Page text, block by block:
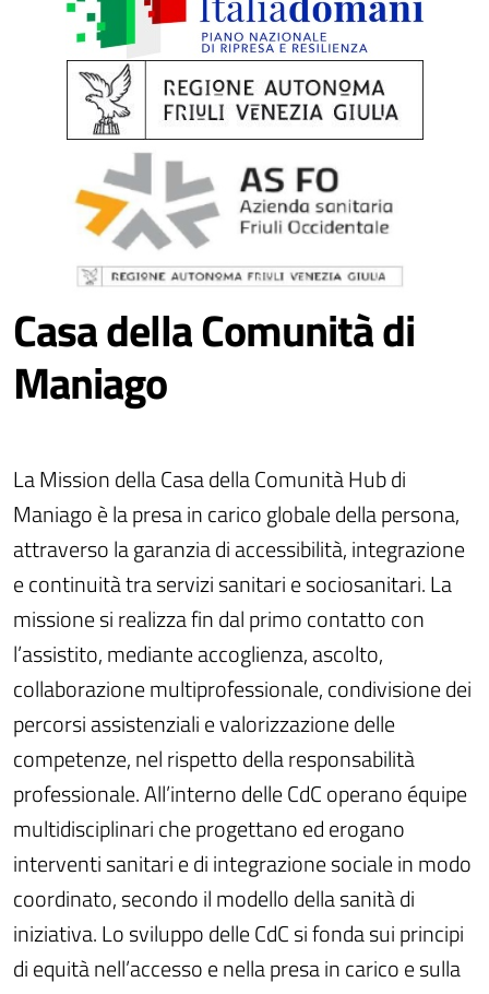
Casa della Comunità di
Maniago
La Mission della Casa della Comunità Hub di
Maniago è la presa in carico globale della persona,
attraverso la garanzia di accessibilità, integrazione
e continuità tra servizi sanitari e sociosanitari. La
missione si realizza fin dal primo contatto con
l’assistito, mediante accoglienza, ascolto,
collaborazione multiprofessionale, condivisione dei
percorsi assistenziali e valorizzazione delle
competenze, nel rispetto della responsabilità
professionale. All’interno delle CdC operano équipe
multidisciplinari che progettano ed erogano
interventi sanitari e di integrazione sociale in modo
coordinato, secondo il modello della sanità di
iniziativa. Lo sviluppo delle CdC si fonda sui principi
di equità nell’accesso e nella presa in carico e sulla